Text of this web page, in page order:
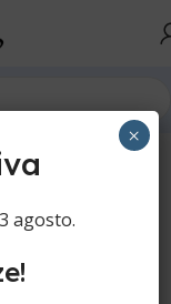
agosto.
×